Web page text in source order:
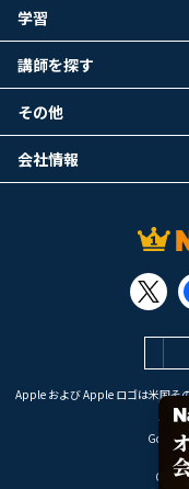
Apple および Apple ロゴは米国そ
Google
学習
講師を探す
その他
会社情報